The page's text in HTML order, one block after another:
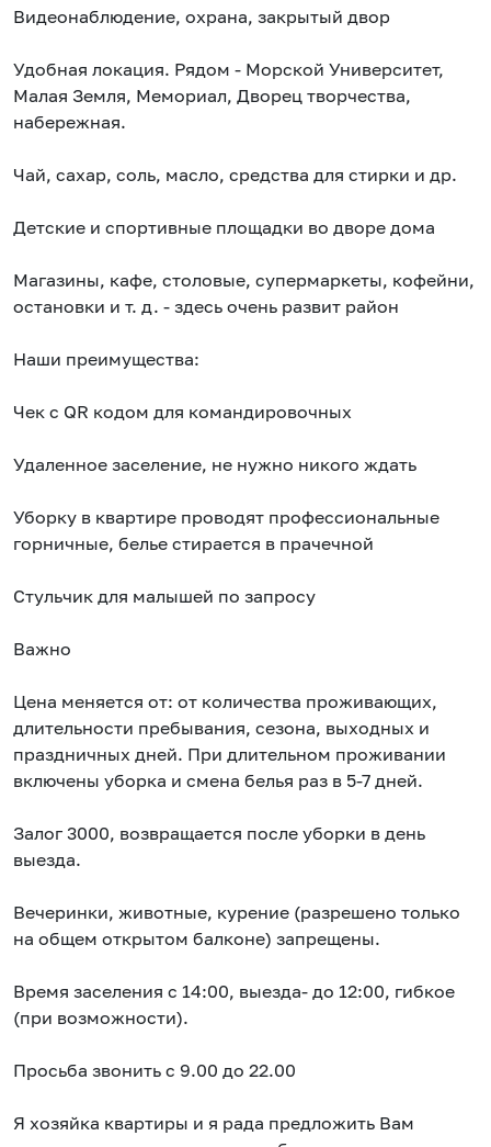
Видеонаблюдение, охрана, закрытый двор
Удобная локация. Рядом - Морской Университет,
Малая Земля, Мемориал, Дворец творчества,
набережная.
Чай, сахар, соль, масло, средства для стирки и др.
Детские и спортивные площадки во дворе дома
Магазины, кафе, столовые, супермаркеты, кофейни,
остановки и т. д. - здесь очень развит район
Наши преимущества:
Чек с QR кодом для командировочных
Удаленное заселение, не нужно никого ждать
Уборку в квартире проводят профессиональные
горничные, белье стирается в прачечной
Стульчик для малышей по запросу
Важно
Цена меняется от: от количества проживающих,
длительности пребывания, сезона, выходных и
праздничных дней. При длительном проживании
включены уборка и смена белья раз в 5-7 дней.
Залог 3000, возвращается после уборки в день
выезда.
Вечеринки, животные, курение (разрешено только
на общем открытом балконе) запрещены.
Время заселения с 14:00, выезда- до 12:00, гибкое
(при возможности).
Просьба звонить с 9.00 до 22.00
Я хозяйка квартиры и я рада предложить Вам